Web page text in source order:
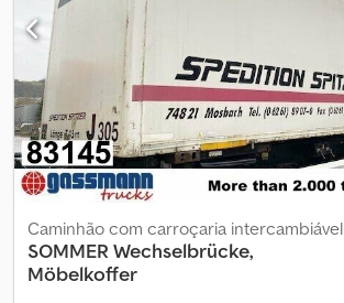
Caminhão com carroçaria intercambiável
SOMMER Wechselbrücke,
Möbelkoffer